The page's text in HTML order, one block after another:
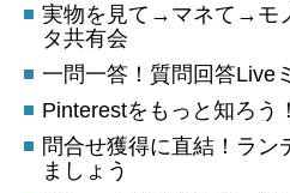
実物を見て→マネて→モ
タ共有会
一問一答！質問回答Live
Pinterestをもっと知ろう！
問合せ獲得に直結！ラン
ましょう